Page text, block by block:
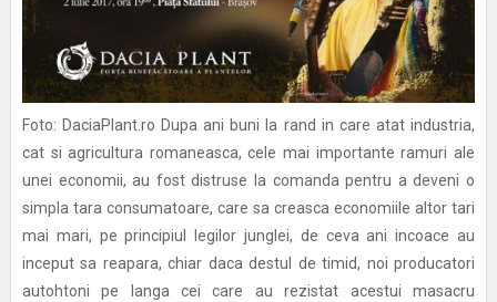
Foto: DaciaPlant.ro Dupa ani buni la rand in care atat industria,
cat si agricultura romaneasca, cele mai importante ramuri ale
unei economii, au fost distruse la comanda pentru a deveni o
simpla tara consumatoare, care sa creasca economiile altor tari
mai mari, pe principiul legilor junglei, de ceva ani incoace au
inceput sa reapara, chiar daca destul de timid, noi producatori
autohtoni pe langa cei care au rezistat acestui masacru